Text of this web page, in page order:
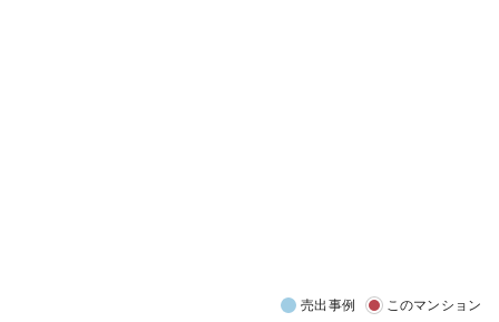
売出事例 このマンション